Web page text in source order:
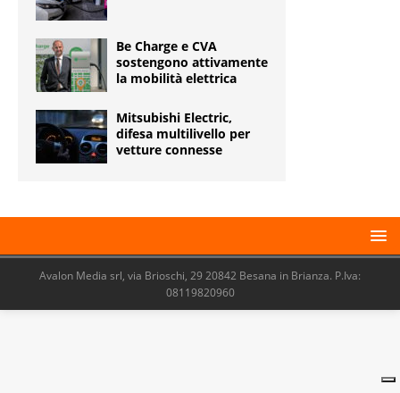
Be Charge e CVA
sostengono attivamente
la mobilità elettrica
Mitsubishi Electric,
difesa multilivello per
vetture connesse
Avalon Media srl, via Brioschi, 29 20842 Besana in Brianza. P.Iva:
08119820960